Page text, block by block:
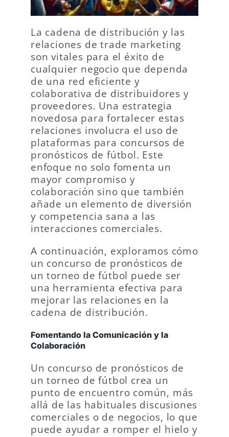
La cadena de distribución y las
relaciones de trade marketing
son vitales para el éxito de
cualquier negocio que dependa
de una red eficiente y
colaborativa de distribuidores y
proveedores. Una estrategia
novedosa para fortalecer estas
relaciones involucra el uso de
plataformas para concursos de
pronósticos de fútbol. Este
enfoque no solo fomenta un
mayor compromiso y
colaboración sino que también
añade un elemento de diversión
y competencia sana a las
interacciones comerciales.
A continuación, exploramos cómo
un concurso de pronósticos de
un torneo de fútbol puede ser
una herramienta efectiva para
mejorar las relaciones en la
cadena de distribución.
Fomentando la Comunicación y la
Colaboración
Un concurso de pronósticos de
un torneo de fútbol crea un
punto de encuentro común, más
allá de las habituales discusiones
comerciales o de negocios, lo que
puede ayudar a romper el hielo y